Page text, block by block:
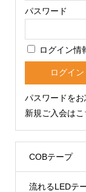
パスワード
ログイン情
パスワードを
新規ご入会はこ
COBテープ
流れるLEDテ